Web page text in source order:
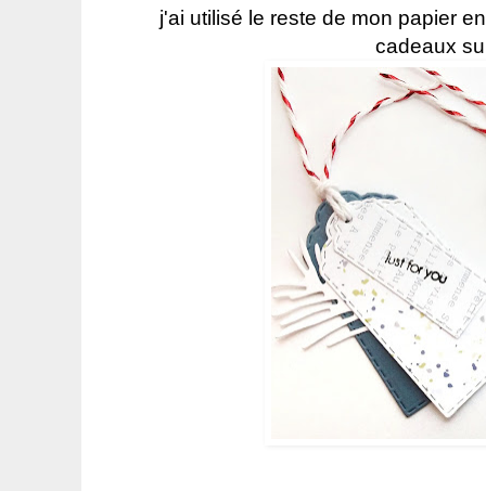
j'ai utilisé le reste de mon papier
cadeaux